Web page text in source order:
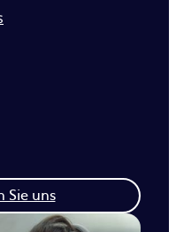
Sie uns
page